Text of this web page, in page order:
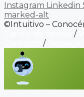
Instagram Linkedin
marked-alt
©Intuitivo –
/
/